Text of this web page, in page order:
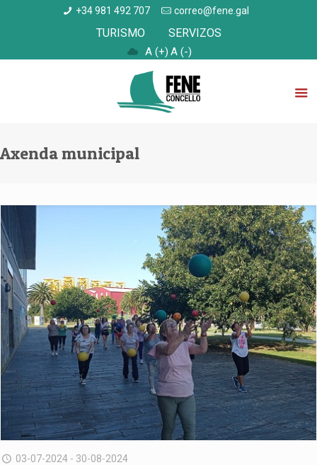
+34 981 492 707 correo@fene.gal
TURISMO SERVIZOS
A (+) A (-)
Axenda municipal
03-07-2024 - 30-08-2024